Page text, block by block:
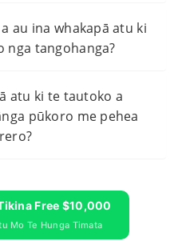
au ina whakapā atu ki
tangohanga?
atu ki te tautoko a
pūkoro me pehea
Free $10,000
Mo Te Hunga Timata